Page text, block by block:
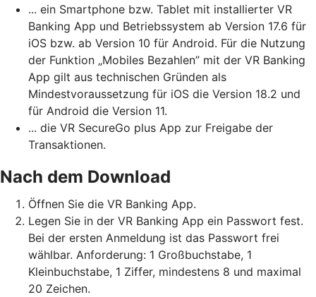
... ein Smartphone bzw. Tablet mit installierter VR
Banking App und Betriebssystem ab Version 17.6 für
iOS bzw. ab Version 10 für Android. Für die Nutzung
der Funktion „Mobiles Bezahlen” mit der VR Banking
App gilt aus technischen Gründen als
Mindestvoraussetzung für iOS die Version 18.2 und
für Android die Version 11.
... die VR SecureGo plus App zur Freigabe der
Transaktionen.
Nach dem Download
Öffnen Sie die VR Banking App.
Legen Sie in der VR Banking App ein Passwort fest.
Bei der ersten Anmeldung ist das Passwort frei
wählbar. Anforderung: 1 Großbuchstabe, 1
Kleinbuchstabe, 1 Ziffer, mindestens 8 und maximal
20 Zeichen.